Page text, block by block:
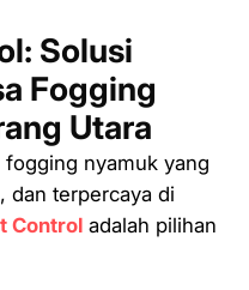
Solusi
Fogging
Utara
nyamuk yang
dan terpercaya di
Control adalah pilihan